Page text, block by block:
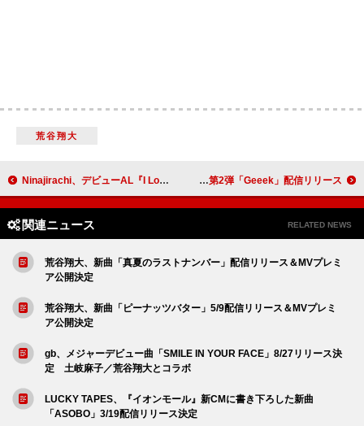
荒谷翔大
Ninajirachi、デビューAL『I Love My Computer』リリース Aooo、3か月連続リリース第2弾「Geeek」配信リリース
関連ニュース RELATED NEWS
荒谷翔大、新曲「真夏のラストナンバー」配信リリース＆MVプレミ
ア公開決定
荒谷翔大、新曲「ピーナッツバター」5/9配信リリース＆MVプレミ
ア公開決定
gb、メジャーデビュー曲「SMILE IN YOUR FACE」8/27リリース決
定 土岐麻子／荒谷翔大とコラボ
LUCKY TAPES、『イオンモール』新CMに書き下ろした新曲
「ASOBO」3/19配信リリース決定